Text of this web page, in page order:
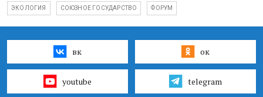
ЭКОЛОГИЯ СОЮЗНОЕ ГОСУДАРСТВО ФОРУМ
вк ок
youtube telegram